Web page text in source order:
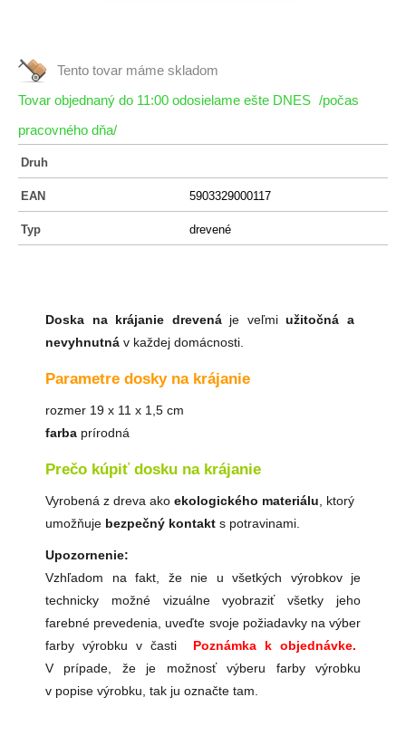
Tento tovar máme skladom
Tovar objednaný do 11:00 odosielame ešte DNES /počas
pracovného dňa/
Druh
EAN 5903329000117
Typ drevené
Doska na krájanie drevená je veľmiužitočná a
nevyhnutná v každej domácnosti.
Parametre dosky na krájanie
rozmer 19 x 11 x 1,5 cm
farba prírodná
Prečo kúpiť dosku na krájanie
Vyrobená z dreva ako ekologického materiálu , ktorý
umožňuje bezpečný kontakt s potravinami.
Upozornenie:
Vzhľadom na fakt, že nie u všetkých výrobkov je
technicky možné vizuálne vyobraziť všetky jeho
farebné prevedenia, uveďte svoje požiadavky na výber
farby výrobku v časti Poznámka k objednávke.
V prípade, že je možnosť výberu farby výrobku
v popise výrobku, tak ju označte tam.